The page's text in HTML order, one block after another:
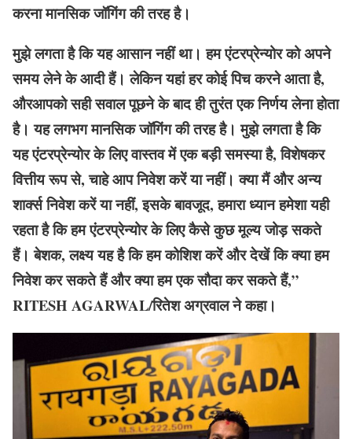
करना मानसिक जॉगिंग की तरह है।
मुझे लगता है कि यह आसान नहीं था। हम एंटरप्रेन्योर को अपने
समय लेने के आदी हैं। लेकिन यहां हर कोई पिच करने आता है,
औरआपकोसही सवाल पूछने के बाद ही तुरंत एकनिर्णय लेना होता
है। यह लगभग मानसिक जॉगिंग की तरह है। मुझे लगता है कि
यह एंटरप्रेन्योर के लिए वास्तव में एक बड़ी समस्या है, विशेषकर
वित्तीय रूप से, चाहे आप निवेश करें या नहीं। क्या मैं और अन्य
शार्क्स निवेश करें या नहीं, इसके बावजूद, हमारा ध्यान हमेशा यही
रहता है कि हम एंटरप्रेन्योर के लिए कैसे कुछ मूल्य जोड़ सकते
हैं। बेशक, लक्ष्य यह है कि हम कोशिश करें और देखें कि क्या हम
निवेश कर सकते हैं और क्या हम एक सौदा कर सकते हैं,”
RITESH AGARWAL/रितेश अग्रवाल ने कहा।